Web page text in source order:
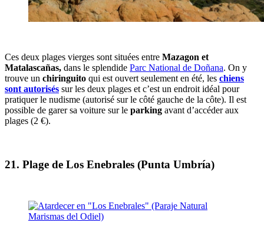
Ces deux plages vierges sont situées entre Mazagon et
Matalascañas, dans le splendide Parc National de Doñana. On y
trouve un chiringuito qui est ouvert seulement en été, les chiens
sont autorisés sur les deux plages et c’est un endroit idéal pour
pratiquer le nudisme (autorisé sur le côté gauche de la côte). Il est
possible de garer sa voiture sur le parking avant d’accéder aux
plages (2 €).
21. Plage de Los Enebrales (Punta Umbría)